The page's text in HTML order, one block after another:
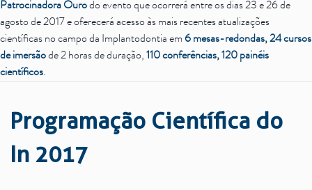
Patrocinadora Ourodo evento que ocorrerá entre os dias 23 e 26 de
agosto de 2017 e oferecerá acesso às mais recentes atualizações
científicas no campo da Implantodontia em 6 mesas-redondas, 24 cursos
de imersãode 2 horas de duração, 110 conferências, 120 painéis
científicos.
Programação Científica do
In 2017